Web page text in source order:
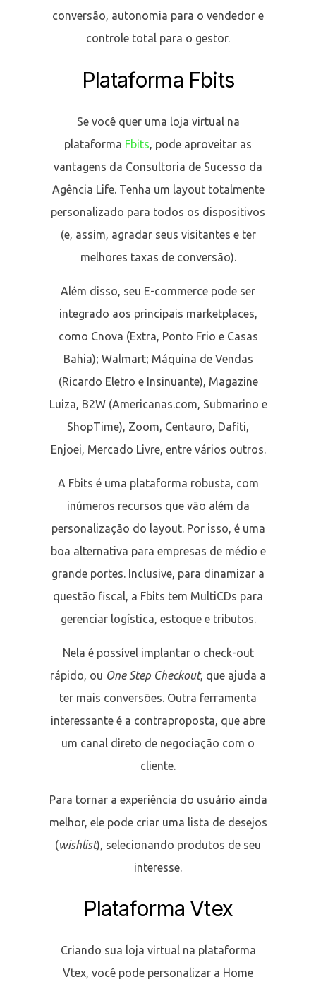
conversão, autonomia para o vendedor e
controle total para o gestor.
Plataforma Fbits
Se você quer uma loja virtual na
plataforma Fbits , pode aproveitar as
vantagens da Consultoria de Sucesso da
Agência Life. Tenha um layout totalmente
personalizado para todos os dispositivos
(e, assim, agradar seus visitantes e ter
melhores taxas de conversão).
Além disso, seu E-commerce pode ser
integrado aos principais marketplaces,
como Cnova (Extra, Ponto Frio e Casas
Bahia); Walmart; Máquina de Vendas
(Ricardo Eletro e Insinuante), Magazine
Luiza, B2W (Americanas.com, Submarino e
ShopTime), Zoom, Centauro, Dafiti,
Enjoei, Mercado Livre, entre vários outros.
A Fbits é uma plataforma robusta, com
inúmeros recursos que vão além da
personalização do layout. Por isso, é uma
boa alternativa para empresas de médio e
grande portes. Inclusive, para dinamizar a
questão fiscal, a Fbits tem MultiCDs para
gerenciar logística, estoque e tributos.
Nela é possível implantar o check-out
rápido, ou One Step Checkout, que ajuda a
ter mais conversões. Outra ferramenta
interessante é a contraproposta, que abre
um canal direto de negociação com o
cliente.
Para tornar a experiência do usuário ainda
melhor, ele pode criar uma lista de desejos
(wishlist), selecionando produtos de seu
interesse.
Plataforma Vtex
Criando sua loja virtual na plataforma
Vtex, você pode personalizar a Home